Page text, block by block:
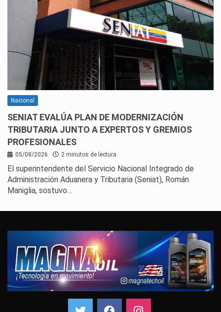
Nacional
SENIAT EVALÚA PLAN DE MODERNIZACIÓN
TRIBUTARIA JUNTO A EXPERTOS Y GREMIOS
PROFESIONALES
05/08/2026 2 minutos de lectura
El superintendente del Servicio Nacional Integrado de
Administración Aduanera y Tributaria (Seniat), Román
Maniglia, sostuvo…